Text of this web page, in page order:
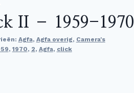
II – 1959-1970
Agfa, Agfa overig, Camera's
, 1970, 2, Agfa, click